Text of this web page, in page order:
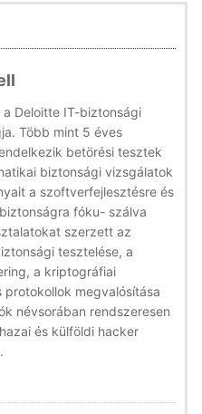
a Deloitte IT-biztonsági
Több mint 5 éves
betörési tesztek
biztonsági vizsgálatok
a szoftverfejlesztésre és
fóku- szálva
szerzett az
tesztelése, a
a kriptográfiai
protokollok megvalósítása
névsorában rendszeresen
és külföldi hacker